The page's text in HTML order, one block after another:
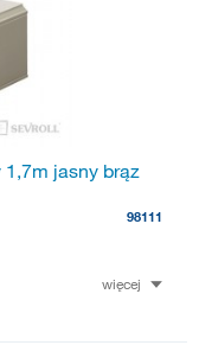
jasny brąz
98111
więcej